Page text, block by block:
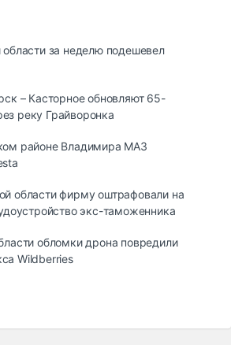
за неделю подешевел
– Касторное обновляют 65-
реку Грайворонка
районе Владимира МАЗ
области фирму оштрафовали на
экс-таможенника
обломки дрона повредили
Wildberries